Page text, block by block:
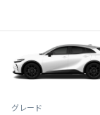
グレード